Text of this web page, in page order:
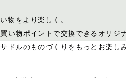
物をより楽しく。
買い物ポイントで交換できるオリジ
ドルのものづくりをもっとお楽し